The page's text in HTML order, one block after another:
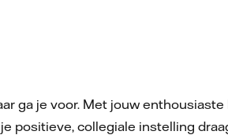
ga je voor. Met jouw
positieve, collegiale instelling